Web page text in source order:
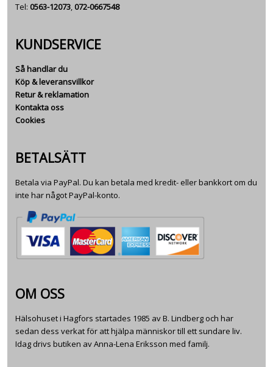
Tel: 0563-12073,072-0667548
KUNDSERVICE
Så handlar du
Köp & leveransvillkor
Retur & reklamation
Kontakta oss
Cookies
BETALSÄTT
Betala via PayPal. Du kan betala med kredit- eller bankkort om du
inte har något PayPal-konto.
OM OSS
Hälsohuset i Hagfors startades 1985 av B. Lindberg och har
sedan dess verkat för att hjälpa människor till ett sundare liv.
Idag drivs butiken av Anna-Lena Eriksson med familj.